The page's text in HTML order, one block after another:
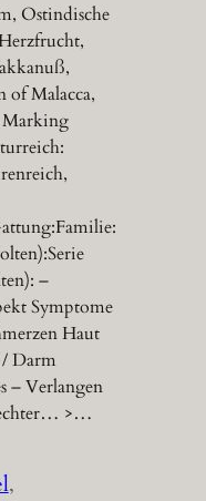
Ostindische
of Malacca,
Marking
–
Symptome
Haut
/ Darm
– Verlangen
>…